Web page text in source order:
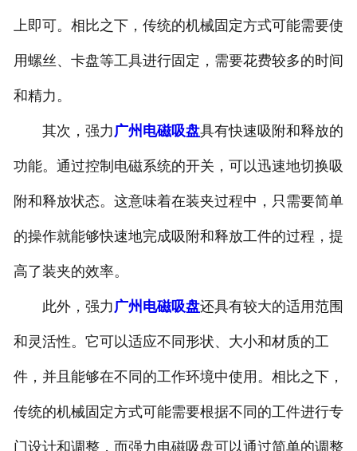
上即可。相比之下，传统的机械固定方式可能需要使
用螺丝、卡盘等工具进行固定，需要花费较多的时间
和精力。
其次，强力广州电磁吸盘具有快速吸附和释放的
功能。通过控制电磁系统的开关，可以迅速地切换吸
附和释放状态。这意味着在装夹过程中，只需要简单
的操作就能够快速地完成吸附和释放工件的过程，提
高了装夹的效率。
此外，强力广州电磁吸盘还具有较大的适用范围
和灵活性。它可以适应不同形状、大小和材质的工
件，并且能够在不同的工作环境中使用。相比之下，
传统的机械固定方式可能需要根据不同的工件进行专
门设计和调整，而强力电磁吸盘可以通过简单的调整